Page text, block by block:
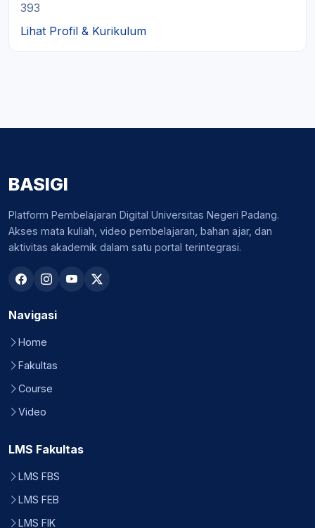
393
Lihat Profil & Kurikulum
BASIGI
Platform Pembelajaran Digital Universitas Negeri Padang.
Akses mata kuliah, video pembelajaran, bahan ajar, dan
aktivitas akademik dalam satu portal terintegrasi.
Navigasi
Home
Fakultas
Course
Video
LMS Fakultas
LMS FBS
LMS FEB
LMS FIK